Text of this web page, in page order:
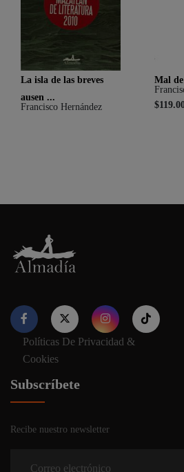
La isla de las breves
ausen ...
Francisco Hernández
Mal
Nuestro sitio web utiliza cookies
experiencia de navegación e
continuar utilizando nuestro sitio
Políticas De Privacidad &
Cookies
Subscríbete
Recibe nuestro newsletter